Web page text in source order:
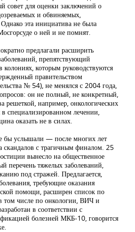
совет для оценки заключений о
и обвиняемых,
эта инициатива не была
о ней и не помнят.
предлагали расширить
препятствующий
которым руководствуются
правительством
№ 54), не менялся с 2004 года,
он не полный, не конкретный,
решеткой, например, онкологических
специализированном лечении,
оказать не в силах.
бы услышали — после многих лет
скандалов с трагичным финалом. 25
вынесло на общественное
перечень тяжелых заболеваний,
под стражей. Предлагается,
требующие оказания
помощи, расширен список по
том числе по онкологии, ВИЧ и
в соответствии с
болезней МКБ-10, говорится